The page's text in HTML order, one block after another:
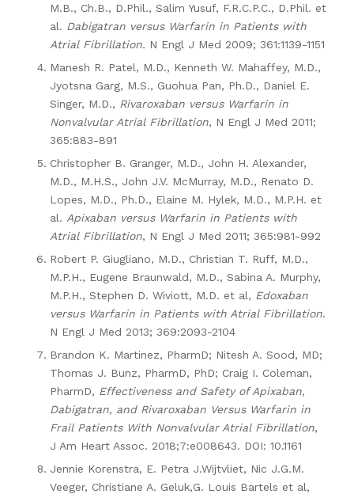
M.B., Ch.B., D.Phil., Salim Yusuf, F.R.C.P.C., D.Phil. et
al. Dabigatran versus Warfarin in Patients with
Atrial Fibrillation. N Engl J Med 2009; 361:1139-1151
Manesh R. Patel, M.D., Kenneth W. Mahaffey, M.D.,
Jyotsna Garg, M.S., Guohua Pan, Ph.D., Daniel E.
Singer, M.D., Rivaroxaban versus Warfarin in
Nonvalvular Atrial Fibrillation, N Engl J Med 2011;
365:883-891
Christopher B. Granger, M.D., John H. Alexander,
M.D., M.H.S., John J.V. McMurray, M.D., Renato D.
Lopes, M.D., Ph.D., Elaine M. Hylek, M.D., M.P.H. et
al. Apixaban versus Warfarin in Patients with
Atrial Fibrillation, N Engl J Med 2011; 365:981-992
Robert P. Giugliano, M.D., Christian T. Ruff, M.D.,
M.P.H., Eugene Braunwald, M.D., Sabina A. Murphy,
M.P.H., Stephen D. Wiviott, M.D. et al, Edoxaban
versus Warfarin in Patients with Atrial Fibrillation.
N Engl J Med 2013; 369:2093-2104
Brandon K. Martinez, PharmD; Nitesh A. Sood, MD;
Thomas J. Bunz, PharmD, PhD; Craig I. Coleman,
PharmD, Effectiveness and Safety of Apixaban,
Dabigatran, and Rivaroxaban Versus Warfarin in
Frail Patients With Nonvalvular Atrial Fibrillation,
J Am Heart Assoc. 2018;7:e008643. DOI: 10.1161
Jennie Korenstra, E. Petra J.Wijtvliet, Nic J.G.M.
Veeger, Christiane A. Geluk,G. Louis Bartels et al,